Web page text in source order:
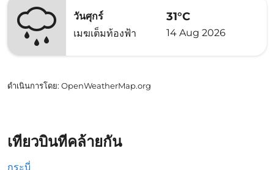
วันศุกร์
เมฆเต็มท้องฟ้า
31°C
14 Aug 2026
ดำเนินการโดย: OpenWeatherMap.org
เที่ยวบินที่คล้ายกัน
กระบี่